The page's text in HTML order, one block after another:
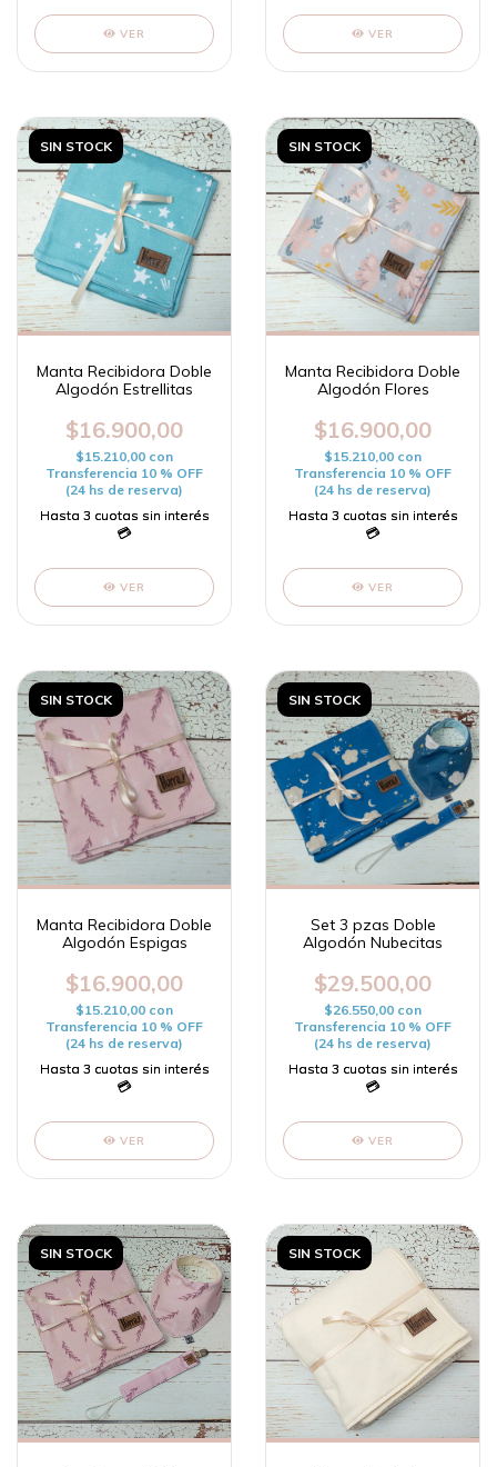
VER VER
SIN STOCK
Manta Recibidora Doble
Algodón Estrellitas
$16.900,00
$15.210,00 con
Transferencia 10 % OFF
(24 hs de reserva)
VER
SIN STOCK
Manta Recibidora Doble
Algodón Flores
$16.900,00
$15.210,00 con
Transferencia 10 % OFF
(24 hs de reserva)
VER
SIN STOCK
Manta Recibidora Doble
Algodón Espigas
$16.900,00
$15.210,00 con
Transferencia 10 % OFF
(24 hs de reserva)
VER
SIN STOCK
Set 3 pzas Doble
Algodón Nubecitas
$29.500,00
$26.550,00 con
Transferencia 10 % OFF
(24 hs de reserva)
VER
SIN STOCK SIN STOCK